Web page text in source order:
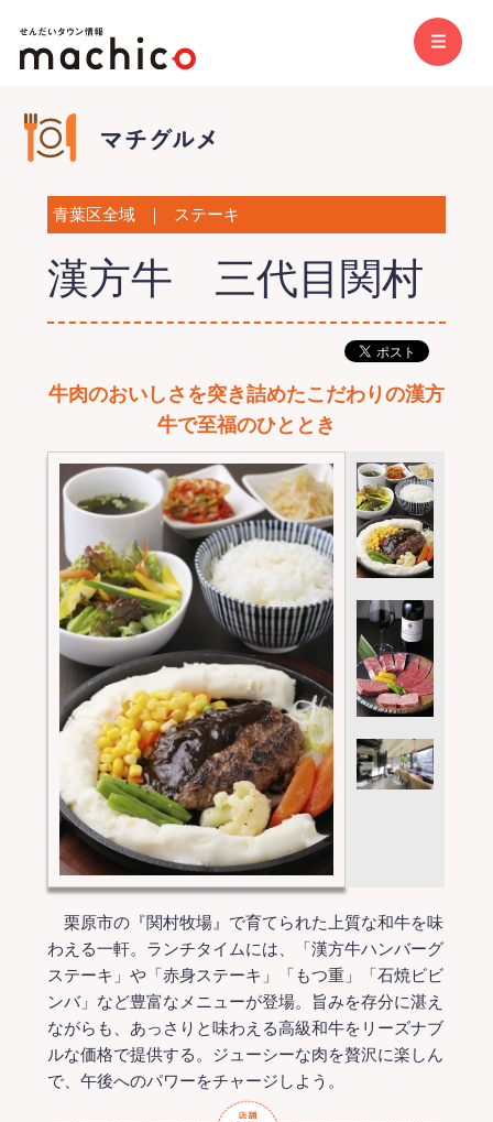
青葉区全域 ｜ ステーキ
漢方牛 三代目関村
牛肉のおいしさを突き詰めたこだわりの漢方
牛で至福のひととき
栗原市の『関村牧場』で育てられた上質な和牛を味
わえる一軒。ランチタイムには、「漢方牛ハンバーグ
ステーキ」や「赤身ステーキ」「もつ重」「石焼ビビ
ンバ」など豊富なメニューが登場。旨みを存分に湛え
ながらも、あっさりと味わえる高級和牛をリーズナブ
ルな価格で提供する。ジューシーな肉を贅沢に楽しん
で、午後へのパワーをチャージしよう。